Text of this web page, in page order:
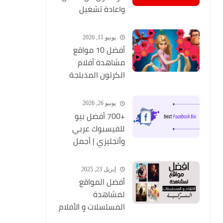
واعادة تشغيل
يونيو 11, 2026
أفضل 10 مواقع
مشاهدة أفلام
الكرتون المدبلجة
يونيو 26, 2026
+700 أفضل بيو
للفيسبوك عربي
وأنجليزي | أجمل
للفيسبوك 2026
Facebook Stylish Bio
إبريل 23, 2025
أفضل المواقع
لمشاهدة
المسلسلات و الأفلام